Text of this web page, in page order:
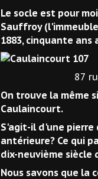
Le socle est pour
Sauffroy
1883, cinquante
87 rue
On trouve la même
Caulaincourt.
S'agit-il d'une
antérieure? Ce qui
dix-neuvième siècle
Nous savons que la